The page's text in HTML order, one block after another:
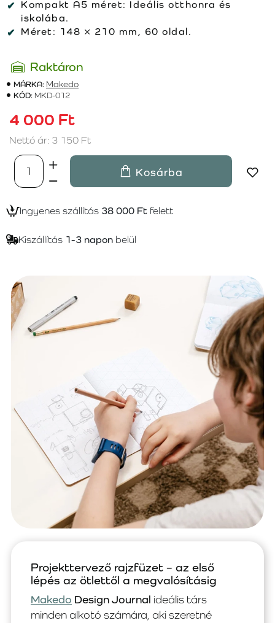
Kompakt A5 méret: Ideális otthonra és
iskolába.
Méret: 148 × 210 mm, 60 oldal.
Raktáron
MÁRKA: Makedo
KÓD: MKD-012
4 000 Ft
Nettó ár: 3 150 Ft
Kosárba
Ingyenes szállítás 38 000 Ft felett
Kiszállítás 1-3 napon belül
Projekttervező rajzfüzet – az első
lépés az ötlettől a megvalósításig
Makedo Design Journal ideális társ
minden alkotó számára, aki szeretné